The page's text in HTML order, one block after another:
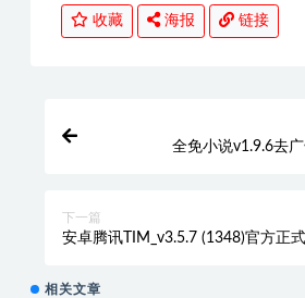
收藏 海报 链接
全免小说v1.9.6去
下一篇
安卓腾讯TIM_v3.5.7 (1348)官方正
相关文章